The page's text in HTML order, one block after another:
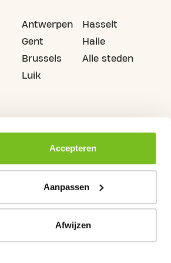
Accepteren
Aanpassen
Afwijzen
Antwerpen
Gent
Brussels
Luik
Hasselt
Halle
Alle steden
Gedragscode Fitnesssector